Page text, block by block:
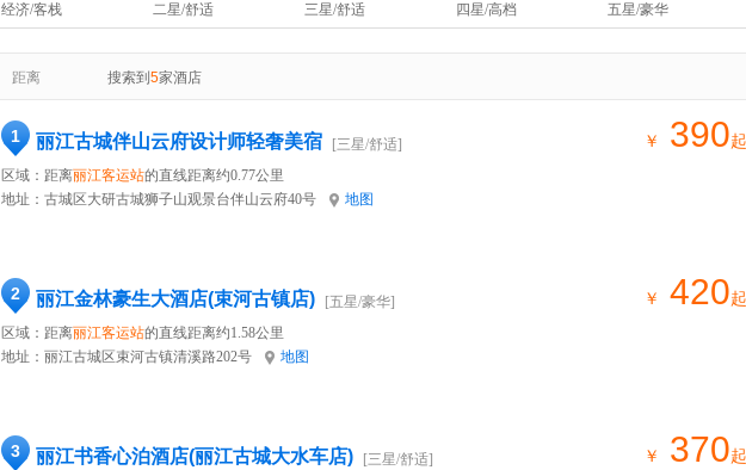
经济/客栈 二星/舒适 三星/舒适 四星/高档 五星/豪华
距离 搜索到 5家酒店
1 丽江古城伴山云府设计师轻奢美宿
[三星/舒适]
区域：距离丽江客运站的直线距离约0.77公里
地址： 古城区大研古城狮子山观景台伴山云府40号 地图
￥ 390起
2 丽江金林豪生大酒店(束河古镇店)
[五星/豪华]
区域：距离丽江客运站的直线距离约1.58公里
地址： 丽江古城区束河古镇清溪路202号 地图
￥ 420起
3 丽江书香心泊酒店(丽江古城大水车店)
[三星/舒适]
￥ 370起